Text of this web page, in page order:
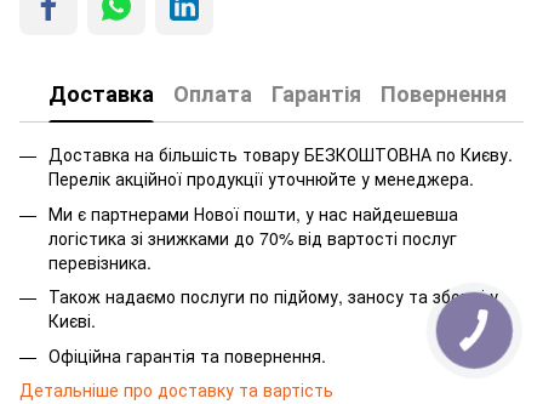
Доставка Оплата Гарантія Повернення
Доставка на більшість товару БЕЗКОШТОВНА по Києву.
Перелік акційної продукції уточнюйте у менеджера.
Ми є партнерами Нової пошти, у нас найдешевша
логістика зі знижками до 70% від вартості послуг
перевізника.
Також надаємо послуги по підйому, заносу та зборці у
Києві.
Офіційна гарантія та повернення.
Детальніше про доставку та вартість